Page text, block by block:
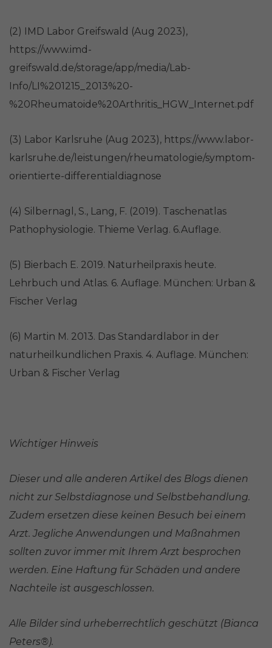
(2) IMD Labor Greifswald (Aug 2023),
https://www.imd-
greifswald.de/storage/app/media/Lab-
Info/LI%201215_2013%20-
%20Rheumatoide%20Arthritis_HGW_Internet.pdf
(3) Labor Karlsruhe (Aug 2023), https://www.labor-
karlsruhe.de/leistungen/rheumatologie/symptom-
orientierte-differentialdiagnose
(4) Silbernagl, S., Lang, F. (2019). Taschenatlas
Pathophysiologie. Thieme Verlag. 6.Auflage.
(5) Bierbach E. 2019. Naturheilpraxis heute.
Lehrbuch und Atlas. 6. Auflage. München: Urban &
Fischer Verlag
(6) Martin M. 2013. Das Standardlabor in der
naturheilkundlichen Praxis. 4. Auflage. München:
Urban & Fischer Verlag
Wichtiger Hinweis
Dieser und alle anderen Artikel des Blogs dienen
nicht zur Selbstdiagnose und Selbstbehandlung.
Zudem ersetzen diese keinen Besuch bei einem
Arzt. Jegliche Anwendungen und Maßnahmen
sollten zuvor immer mit Ihrem Arzt besprochen
werden. Eine Haftung für Schäden und andere
Nachteile ist ausgeschlossen.
Alle Bilder sind urheberrechtlich geschützt (Bianca
Peters®).